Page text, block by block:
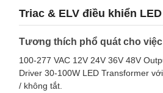
Triac & ELV điều khiển
Tương thích phổ quát cho
100-277 VAC 12V 24V 36V 48V
Driver 30-100W LED Transformer
/ không tắt.